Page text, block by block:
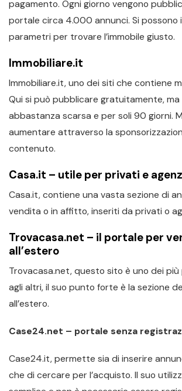
pagamento. Ogni giorno vengono
portale circa 4.000 annunci. Si possono
parametri per trovare l’immobile giusto.
Immobiliare.it
Immobiliare.it, uno dei siti che contiene
Qui si può pubblicare gratuitamente, ma
abbastanza scarsa e per soli 90 giorni.
aumentare attraverso la
contenuto.
Casa.it – utile per privati e
Casa.it, contiene una vasta sezione di
vendita o in affitto, inseriti da privati o
Trovacasa.net – il portale per
all’estero
Trovacasa.net, questo sito è uno dei
agli altri, il suo punto forte è la sezione
all’estero.
Case24.net – portale senza
Case24.it, permette sia di inserire
che di cercare per l’acquisto. Il suo